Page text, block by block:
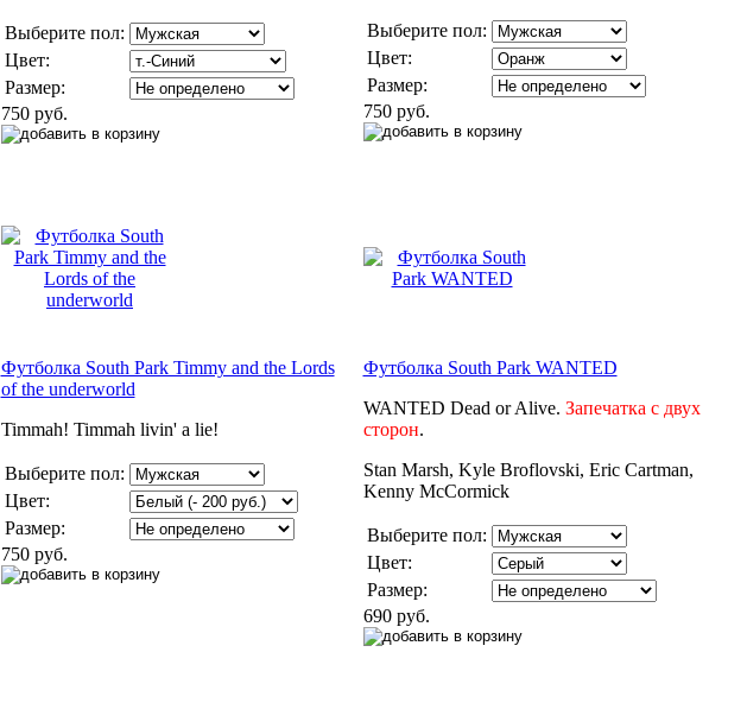
Выберите пол:
Цвет:
Размер:
750 руб.
Выберите пол:
Цвет:
Размер:
750 руб.
Футболка South Park Timmy and the Lords
of the underworld
Timmah! Timmah livin' a lie!
Выберите пол:
Цвет:
Размер:
750 руб.
Футболка South Park WANTED
WANTED Dead or Alive. Запечатка с двух
сторон.
Stan Marsh, Kyle Broflovski, Eric Cartman,
Kenny McCormick
Выберите пол:
Цвет:
Размер:
690 руб.